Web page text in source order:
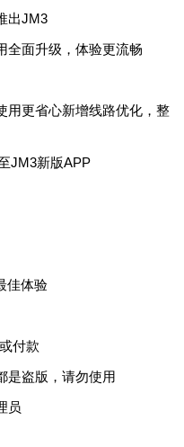
出JM3
全面升级，体验更流畅
用更省心新增线路优化，整
JM3新版APP
佳体验
付款
是盗版，请勿使用
员